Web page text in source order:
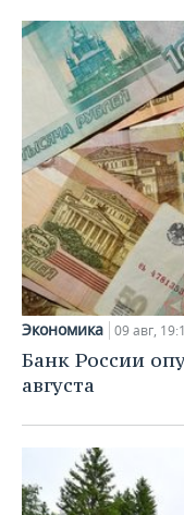
Экономика 09 авг,
Банк России
августа